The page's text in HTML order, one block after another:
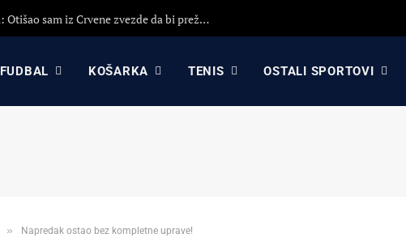
Darko Rajaković otvorio dušu: Otišao sam iz Crvene zvezde da bi preživeo, nisam primio 8 plata (VIDEO)
FUDBAL KOŠARKA TENIS OSTALI SPORTOVI
» Napredak ostao bez kompletne uprave!